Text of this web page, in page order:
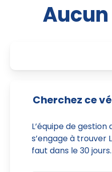
Cherchez ce
L’équipe de gestion
s’engage à trouver
faut dans le 30 jours.